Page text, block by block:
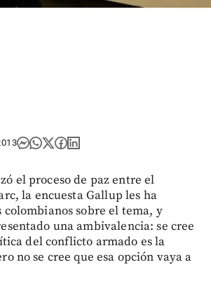
el proceso de paz entre el
la encuesta Gallup les ha
sobre el tema, y
una ambivalencia: se cree
del conflicto armado es la
no se cree que esa opción vaya a